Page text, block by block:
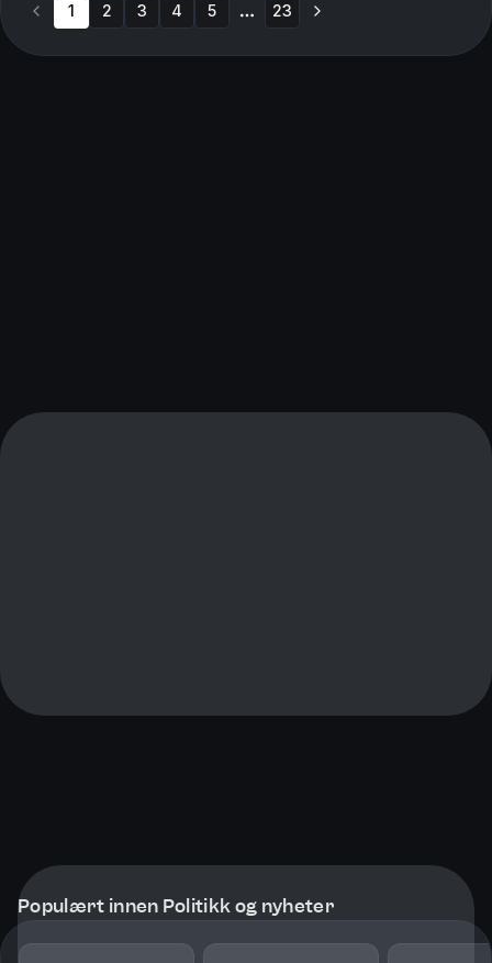
Han...
1 2 3 4 5 23
Populært innen Politikk og nyheter